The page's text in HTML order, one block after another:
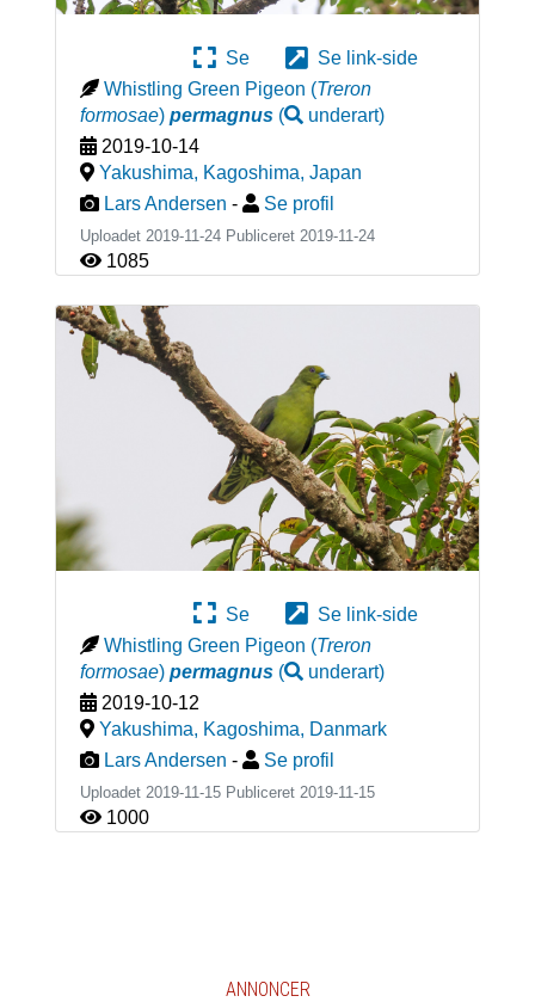
Se
Se link-side
Whistling Green Pigeon (Treron
formosae) permagnus( underart)
2019-10-14
Yakushima, Kagoshima, Japan
Lars Andersen - Se profil
Uploadet 2019-11-24 Publiceret 2019-11-24
1085
Se
Se link-side
Whistling Green Pigeon (Treron
formosae) permagnus( underart)
2019-10-12
Yakushima, Kagoshima, Danmark
Lars Andersen - Se profil
Uploadet 2019-11-15 Publiceret 2019-11-15
1000
ANNONCER